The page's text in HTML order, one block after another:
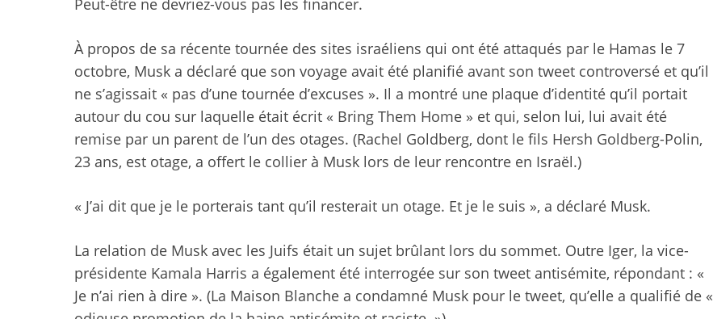
À propos de sa récente tournée des sites israéliens qui ont été attaqués par le Hamas le 7
octobre, Musk a déclaré que son voyage avait été planifié avant son tweet controversé et qu’il
ne s’agissait « pas d’une tournée d’excuses ». Il a montré une plaque d’identité qu’il portait
autour du cou sur laquelle était écrit « Bring Them Home » et qui, selon lui, lui avait été
remise par un parent de l’un des otages. (Rachel Goldberg, dont le fils Hersh Goldberg-Polin,
23 ans, est otage, a offert le collier à Musk lors de leur rencontre en Israël.)
« J’ai dit que je le porterais tant qu’il resterait un otage. Et je le suis », a déclaré Musk.
La relation de Musk avec les Juifs était un sujet brûlant lors du sommet. Outre Iger, la vice-
présidente Kamala Harris a également été interrogée sur son tweet antisémite, répondant : «
Je n’ai rien à dire ». (La Maison Blanche a condamné Musk pour le tweet, qu’elle a qualifié de «